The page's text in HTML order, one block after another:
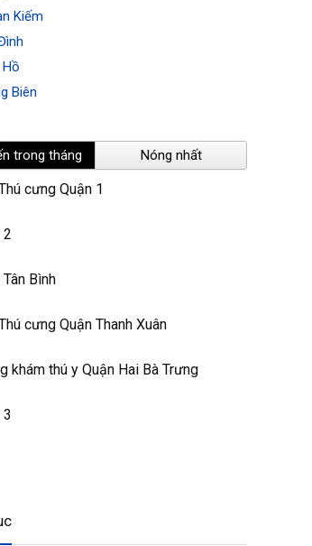
Kiếm
Hồ
Biên
trong tháng Nóng nhất
cưng Quận 1
2
Bình
cưng Quận Thanh Xuân
khám thú y Quận Hai Bà Trưng
3